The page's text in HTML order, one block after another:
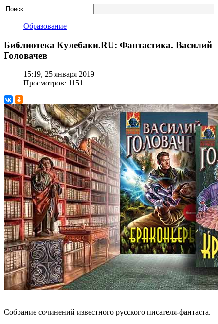
Образование
Библиотека Кулебаки.RU: Фантастика. Василий
Головачев
15:19, 25 января 2019
Просмотров: 1151
Собрание сочинений известного русского писателя-фантаста.